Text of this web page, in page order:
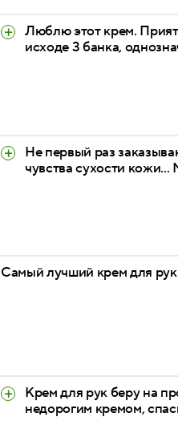
Люблю этот крем.
исходе 3 банка,
Не первый раз
чувства сухости
Самый лучший крем для
Крем для рук беру на
недорогим кремом,